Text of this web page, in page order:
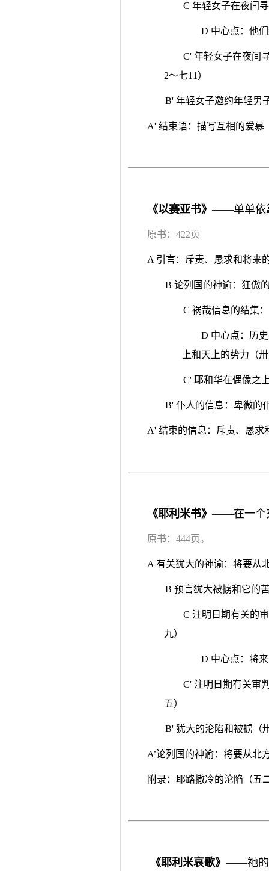
C 年轻女子在夜间
D 中心点：他
C' 年轻女子在夜间
2～七11）
B' 年轻女子邀约年轻男
A' 结束语：描写互相的爱慕
《以赛亚书》——单单依
原书：422页
A 引言：斥责、恳求和将来
B 论列国的神谕：狂傲
C 祸哉信息的结集
D 中心点：历
上和天上的势力（
C' 耶和华在偶像之
B' 仆人的信息：卑微的
A' 结束的信息：斥责、恳求
《耶利米书》——在一个
原书：444页。
A 有关犹大的神谕：将要从
B 预言犹大被掳和它的
C 注明日期有关的
九）
D 中心点：将
C' 注明日期有关审
五）
B' 犹大的沦陷和被掳（
A’论列国的神谕：将要从北
附录：耶路撒冷的沦陷（五
《耶利米哀歌》——祂的